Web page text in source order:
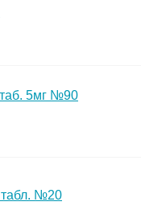
5мг №90
табл. №20